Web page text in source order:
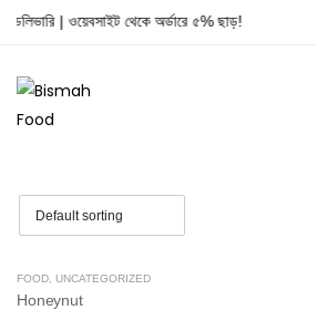
| ওয়েবসাইট থেকে অর্ডারে ৫% ছাড়!
23% OFF
FOOD UNCATEGORIZED
Honeynut